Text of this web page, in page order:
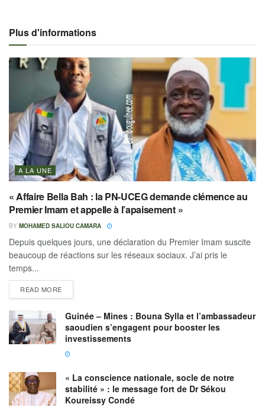
Plus d'informations
A LA UNE
« Affaire Bella Bah : la PN-UCEG demande clémence au
Premier Imam et appelle à l’apaisement »
BY MOHAMED SALIOU CAMARA
Depuis quelques jours, une déclaration du Premier Imam suscite
beaucoup de réactions sur les réseaux sociaux. J’ai pris le
temps...
READ MORE
Guinée – Mines : Bouna Sylla et l’ambassadeur
saoudien s’engagent pour booster les
investissements
« La conscience nationale, socle de notre
stabilité » : le message fort de Dr Sékou
Koureissy Condé